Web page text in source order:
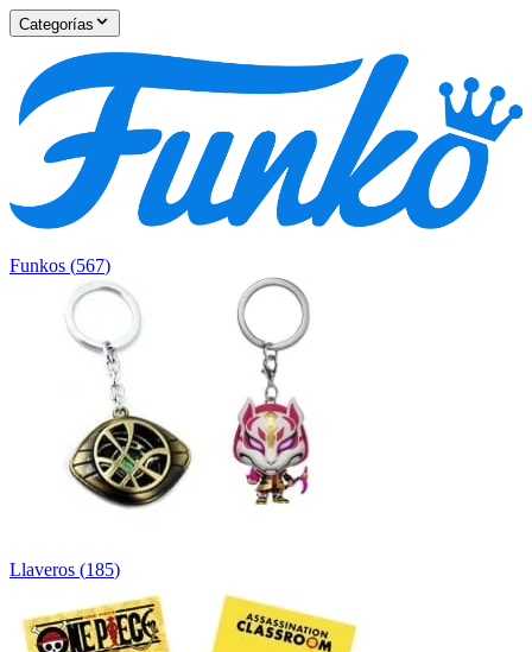
Categorías
Funkos (567)
Llaveros (185)